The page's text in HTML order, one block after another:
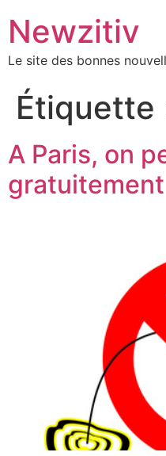
Newzitiv
Le site des bonnes
Étiquette
A Paris, on
gratuitement